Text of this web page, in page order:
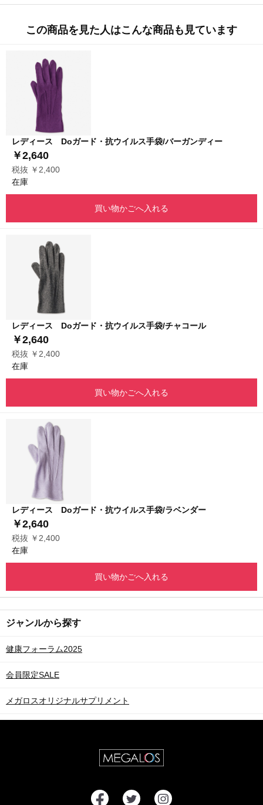
この商品を見た人はこんな商品も見ています
レディース Doガード・抗ウイルス手袋/バーガンディー
￥2,640
税抜 ￥2,400
在庫
買い物かごへ入れる
レディース Doガード・抗ウイルス手袋/チャコール
￥2,640
税抜 ￥2,400
在庫
買い物かごへ入れる
レディース Doガード・抗ウイルス手袋/ラベンダー
￥2,640
税抜 ￥2,400
在庫
買い物かごへ入れる
ジャンルから探す
健康フォーラム2025
会員限定SALE
メガロスオリジナルサプリメント